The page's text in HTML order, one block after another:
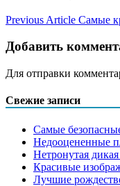
Previous Article Самые
Добавить
Для отправки
Свежие записи
Самые
Недооцененные
Нетронутая
Красивые
Лучшие